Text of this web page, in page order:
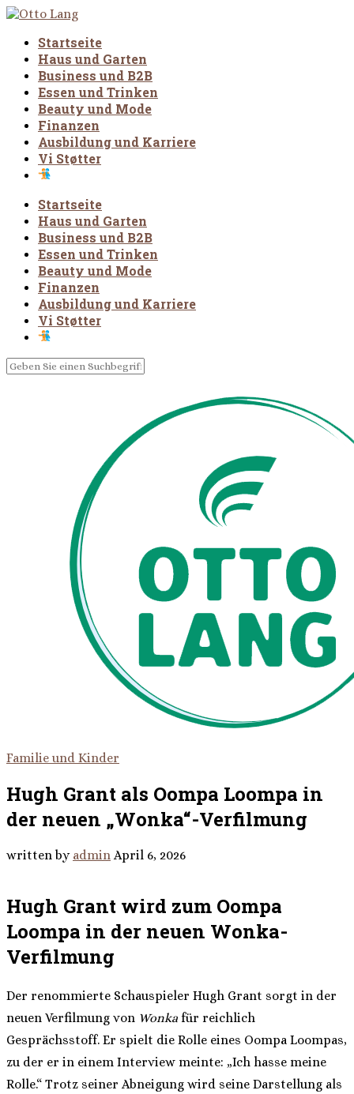
Startseite
Haus und Garten
Business und B2B
Essen und Trinken
Beauty und Mode
Finanzen
Ausbildung und Karriere
Vi Støtter
Startseite
Haus und Garten
Business und B2B
Essen und Trinken
Beauty und Mode
Finanzen
Ausbildung und Karriere
Vi Støtter
Familie und Kinder
Hugh Grant als Oompa Loompa in
der neuen „Wonka“-Verfilmung
written by admin April 6, 2026
Hugh Grant wird zum Oompa
Loompa in der neuen Wonka-
Verfilmung
Der renommierte Schauspieler Hugh Grant sorgt in der
neuen Verfilmung von Wonka für reichlich
Gesprächsstoff. Er spielt die Rolle eines Oompa Loompas,
zu der er in einem Interview meinte: „Ich hasse meine
Rolle.“ Trotz seiner Abneigung wird seine Darstellung als